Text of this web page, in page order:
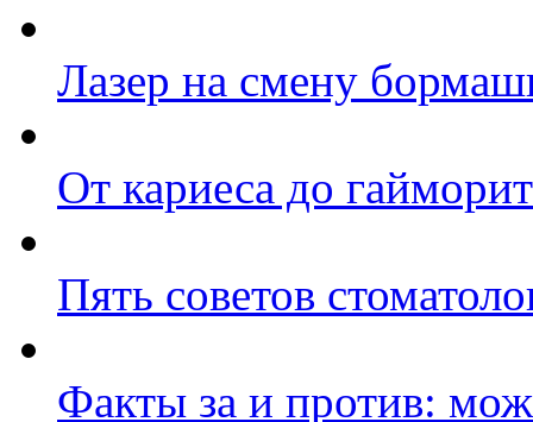
Лазер на смену
От кариеса до
Пять советов
Факты за и против: